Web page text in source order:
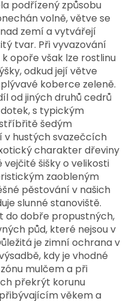
podřízený způsobu
volně, větve se
zemí a vytvářejí
tvar. Při vyvazování
opoře však lze rostlinu
odkud její větve
koberce zeleně.
od jiných druhů cedrů
s typickým
šedým
v hustých svazečcích
charakter dřeviny
šišky o velikosti
zaobleným
pěstování v našich
slunné stanoviště.
do dobře propustných,
půd, které nejsou v
je zimní ochrana v
kdy je vhodné
mulčem a při
překrýt korunu
věkem a